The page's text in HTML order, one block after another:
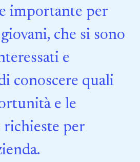
importante per
che si sono
e
conoscere quali
e le
richieste per